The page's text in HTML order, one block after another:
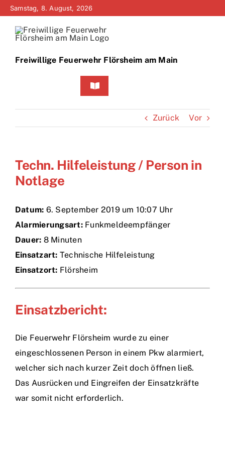
Zum
springen
Samstag, 8. August, 2026
Freiwillige Feuerwehr Flörsheim am Main
Toggle
Home
Bürgerinfo
Technik
Zurück Vor
Techn. Hilfeleistung / Person in
Notlage
Datum: 6. September 2019 um 10:07 Uhr
Alarmierungsart:Funkmeldeempfänger
Dauer: 8 Minuten
Einsatzart: Technische Hilfeleistung
Einsatzort: Flörsheim
Einsatzbericht:
Die Feuerwehr Flörsheim wurde zu einer
eingeschlossenen Person in einem Pkw alarmiert,
welcher sich nach kurzer Zeit doch öffnen ließ.
Das Ausrücken und Eingreifen der Einsatzkräfte
war somit nicht erforderlich.